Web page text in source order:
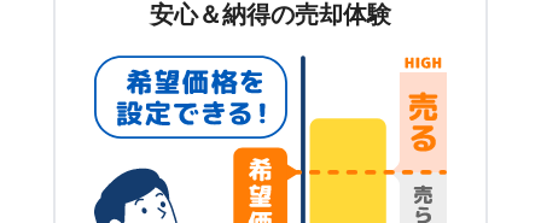
安心＆納得の売却体験